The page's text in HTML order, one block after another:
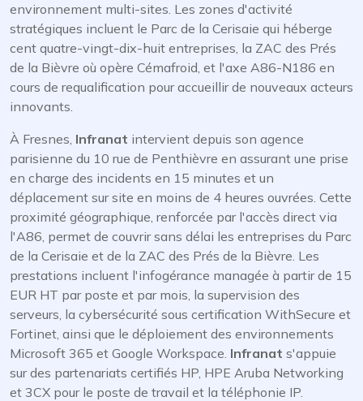
environnement multi-sites. Les zones d'activité
stratégiques incluent le Parc de la Cerisaie qui héberge
cent quatre-vingt-dix-huit entreprises, la ZAC des Prés
de la Bièvre où opère Cémafroid, et l'axe A86-N186 en
cours de requalification pour accueillir de nouveaux acteurs
innovants.
À Fresnes, Infranat intervient depuis son agence
parisienne du 10 rue de Penthièvre en assurant une prise
en charge des incidents en 15 minutes et un
déplacement sur site en moins de 4 heures ouvrées. Cette
proximité géographique, renforcée par l'accès direct via
l'A86, permet de couvrir sans délai les entreprises du Parc
de la Cerisaie et de la ZAC des Prés de la Bièvre. Les
prestations incluent l'infogérance managée à partir de 15
EUR HT par poste et par mois, la supervision des
serveurs, la cybersécurité sous certification WithSecure et
Fortinet, ainsi que le déploiement des environnements
Microsoft 365 et Google Workspace. Infranat s'appuie
sur des partenariats certifiés HP, HPE Aruba Networking
et 3CX pour le poste de travail et la téléphonie IP.